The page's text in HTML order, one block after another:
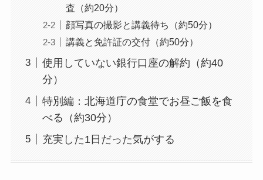
査（約20分）
顔写真の撮影と講義待ち（約50分）
講義と免許証の交付（約50分）
使用していない銀行口座の解約（約40
分）
特別編：北海道庁の食堂でお昼ご飯を食
べる（約30分）
充実した1日だった気がする